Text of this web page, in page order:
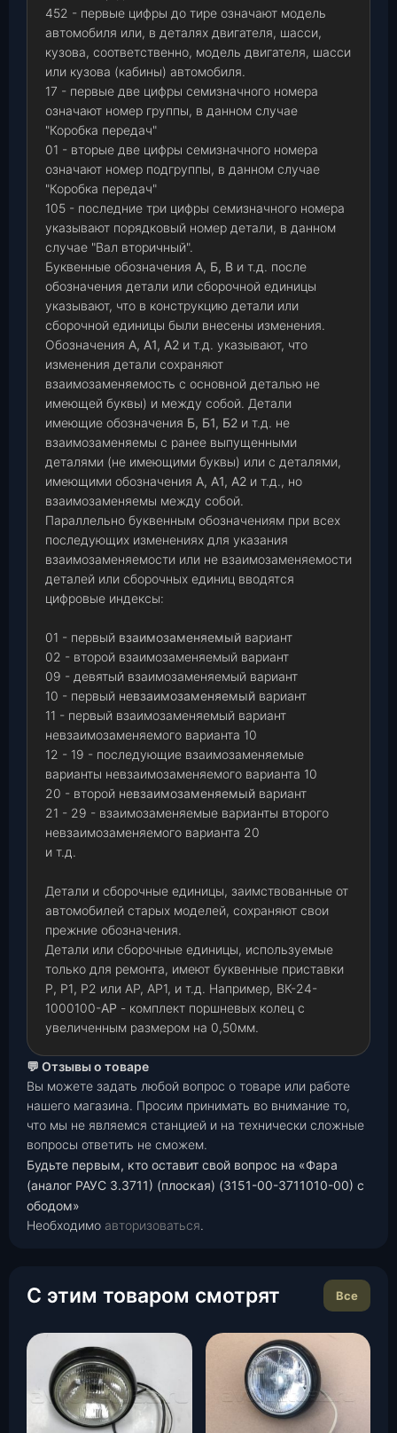
452 - первые цифры до тире означают модель
автомобиля или, в деталях двигателя, шасси,
кузова, соответственно, модель двигателя, шасси
или кузова (кабины) автомобиля.
17 - первые две цифры семизначного номера
означают номер группы, в данном случае
"Коробка передач"
01 - вторые две цифры семизначного номера
означают номер подгруппы, в данном случае
"Коробка передач"
105 - последние три цифры семизначного номера
указывают порядковый номер детали, в данном
случае "Вал вторичный".
Буквенные обозначения А, Б, В и т.д. после
обозначения детали или сборочной единицы
указывают, что в конструкцию детали или
сборочной единицы были внесены изменения.
Обозначения А, А1, А2 и т.д. указывают, что
изменения детали сохраняют
взаимозаменяемость с основной деталью не
имеющей буквы) и между собой. Детали
имеющие обозначения Б, Б1, Б2 и т.д. не
взаимозаменяемы с ранее выпущенными
деталями (не имеющими буквы) или с деталями,
имеющими обозначения А, А1, А2 и т.д., но
взаимозаменяемы между собой.
Параллельно буквенным обозначениям при всех
последующих изменениях для указания
взаимозаменяемости или не взаимозаменяемости
деталей или сборочных единиц вводятся
цифровые индексы:
01 - первый взаимозаменяемый вариант
02 - второй взаимозаменяемый вариант
09 - девятый взаимозаменяемый вариант
10 - первый невзаимозаменяемый вариант
11 - первый взаимозаменяемый вариант
невзаимозаменяемого варианта 10
12 - 19 - последующие взаимозаменяемые
варианты невзаимозаменяемого варианта 10
20 - второй невзаимозаменяемый вариант
21 - 29 - взаимозаменяемые варианты второго
невзаимозаменяемого варианта 20
и т.д.
Детали и сборочные единицы, заимствованные от
автомобилей старых моделей, сохраняют свои
прежние обозначения.
Детали или сборочные единицы, используемые
только для ремонта, имеют буквенные приставки
Р, Р1, Р2 или АР, АР1, и т.д. Например, ВК-24-
1000100-АР - комплект поршневых колец с
увеличенным размером на 0,50мм.
💬 Отзывы о товаре
Вы можете задать любой вопрос о товаре или работе
нашего магазина. Просим принимать во внимание то,
что мы не являемся станцией и на технически сложные
вопросы ответить не сможем.
Будьте первым, кто оставит свой вопрос на «Фара
(аналог РАУС 3.3711) (плоская) (3151-00-3711010-00) с
ободом»
Необходимо авторизоваться.
С этим товаром смотрят Все